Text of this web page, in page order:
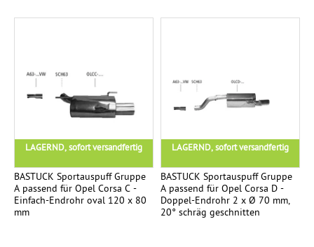
LAGERND, sofort versandfertig
BASTUCK Sportauspuff Gruppe
A passend für Opel Corsa C -
Einfach-Endrohr oval 120 x 80
mm
LAGERND, sofort versandfertig
BASTUCK Sportauspuff Gruppe
A passend für Opel Corsa D -
Doppel-Endrohr 2 x Ø 70 mm,
20° schräg geschnitten